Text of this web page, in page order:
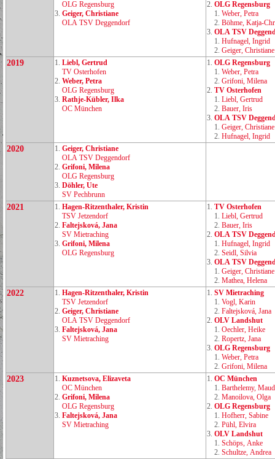
OLG Regensburg
3. Geiger, Christiane
OLA TSV Deggendorf
2. OLG Regensburg
1. Weber, Petra
2. Böhme,
3. OLA TSV
1. Hufnagel, Ingrid
2. Geiger, Christiane
2019 1. Liebl, Gertrud
TV Osterhofen
2. Weber, Petra
OLG Regensburg
3. Rathje‑Kübler, Ilka
OC München
1. OLG Regensburg
1. Weber, Petra
2. Grifoni, Milena
2. TV Osterhofen
1. Liebl, Gertrud
2. Bauer, Iris
3. OLA TSV
1. Geiger, Christiane
2. Hufnagel, Ingrid
2020 1. Geiger, Christiane
OLA TSV Deggendorf
2. Grifoni, Milena
OLG Regensburg
3. Döhler, Ute
SV Pechbrunn
2021 1. Hagen‑Ritzenthaler, Kristin
TSV Jetzendorf
2. Faltejsková, Jana
SV Mietraching
3. Grifoni, Milena
OLG Regensburg
1. TV Osterhofen
1. Liebl, Gertrud
2. Bauer, Iris
2. OLA TSV
1. Hufnagel, Ingrid
2. Seidl, Silvia
3. OLA TSV
1. Geiger, Christiane
2. Mathea, Helena
2022 1. Hagen‑Ritzenthaler, Kristin
TSV Jetzendorf
2. Geiger, Christiane
OLA TSV Deggendorf
3. Faltejsková, Jana
SV Mietraching
1. SV Mietraching
1. Vogl, Karin
2. Faltejsková, Jana
2. OLV Landshut
1. Oechler, Heike
2. Ropertz, Jana
3. OLG Regensburg
1. Weber, Petra
2. Grifoni, Milena
2023 1. Kuznetsova, Elizaveta
OC München
2. Grifoni, Milena
OLG Regensburg
3. Faltejsková, Jana
SV Mietraching
1. OC München
1. Barthelemy, Maud
2. Manoilova, Olga
2. OLG Regensburg
1. Hofherr, Sabine
2. Pühl, Elvira
3. OLV Landshut
1. Schöps, Anke
2. Schultze, Andrea